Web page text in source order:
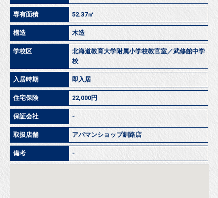
専有面積 52.37㎡
構造 木造
学校区
北海道教育大学附属小学校教官室／武修館中学
校
入居時期 即入居
住宅保険 22,000円
保証会社 -
取扱店舗 アパマンショップ釧路店
備考 -